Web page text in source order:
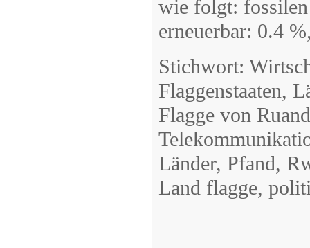
wie folgt:
erneuerbar: 0.4
Stichwort:
Flaggenstaaten,
Flagge von
Länder, Pfand,
Land flagge,